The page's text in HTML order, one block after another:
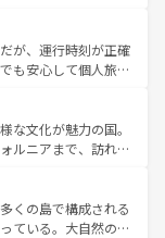
異なる文化を体験で
ス情報はコンテンツ一覧
、新着の
てほしい。
優雅なアフタヌーン
国パブ、サッカー観
豊富。イギリスを旅
が、運行時刻が正確
も安心して個人旅行
らではのユニークな
く町歩きも満喫する
物価も高いが、旅行
る。 なお、新
参照してほしい。
な文化が魅力の国。
ルニアまで、訪れる
ング、エンターテイ
だ。一方、アメリカ
ャニオンやイエロー
くの島で構成される
ている。大自然の神